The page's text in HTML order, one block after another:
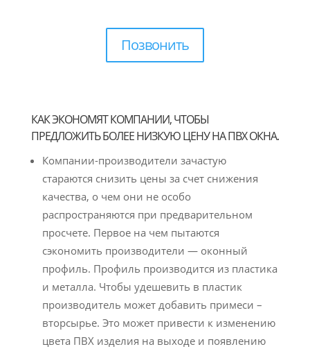
Позвонить
КАК ЭКОНОМЯТ КОМПАНИИ, ЧТОБЫ
ПРЕДЛОЖИТЬ БОЛЕЕ НИЗКУЮ ЦЕНУ НА ПВХ ОКНА.
Компании-производители зачастую
стараются снизить цены за счет снижения
качества, о чем они не особо
распространяются при предварительном
просчете. Первое на чем пытаются
сэкономить производители — оконный
профиль. Профиль производится из пластика
и металла. Чтобы удешевить в пластик
производитель может добавить примеси –
вторсырье. Это может привести к изменению
цвета ПВХ изделия на выходе и появлению